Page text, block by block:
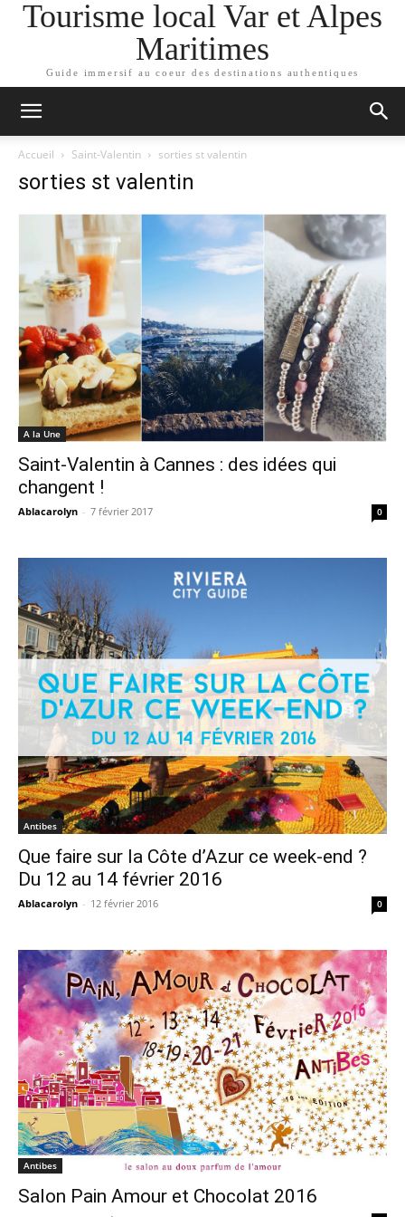
Tourisme local Var et Alpes
Maritimes
Guide immersif au coeur des destinations authentiques
Accueil Saint-Valentin sorties st valentin
sorties st valentin
A la Une
Saint-Valentin à Cannes : des idées qui
changent !
Ablacarolyn - 7 février 2017 0
Antibes
Que faire sur la Côte d’Azur ce week-end ?
Du 12 au 14 février 2016
Ablacarolyn - 12 février 2016 0
Antibes
Salon Pain Amour et Chocolat 2016